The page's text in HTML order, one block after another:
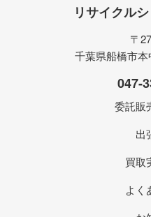
リサイクル
〒
千葉県船橋市
047-
委託販
出
買取
よく